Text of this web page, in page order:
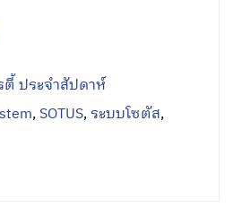
ตี้ ประจำสัปดาห์
,SOTUS,ระบบโซตัส,